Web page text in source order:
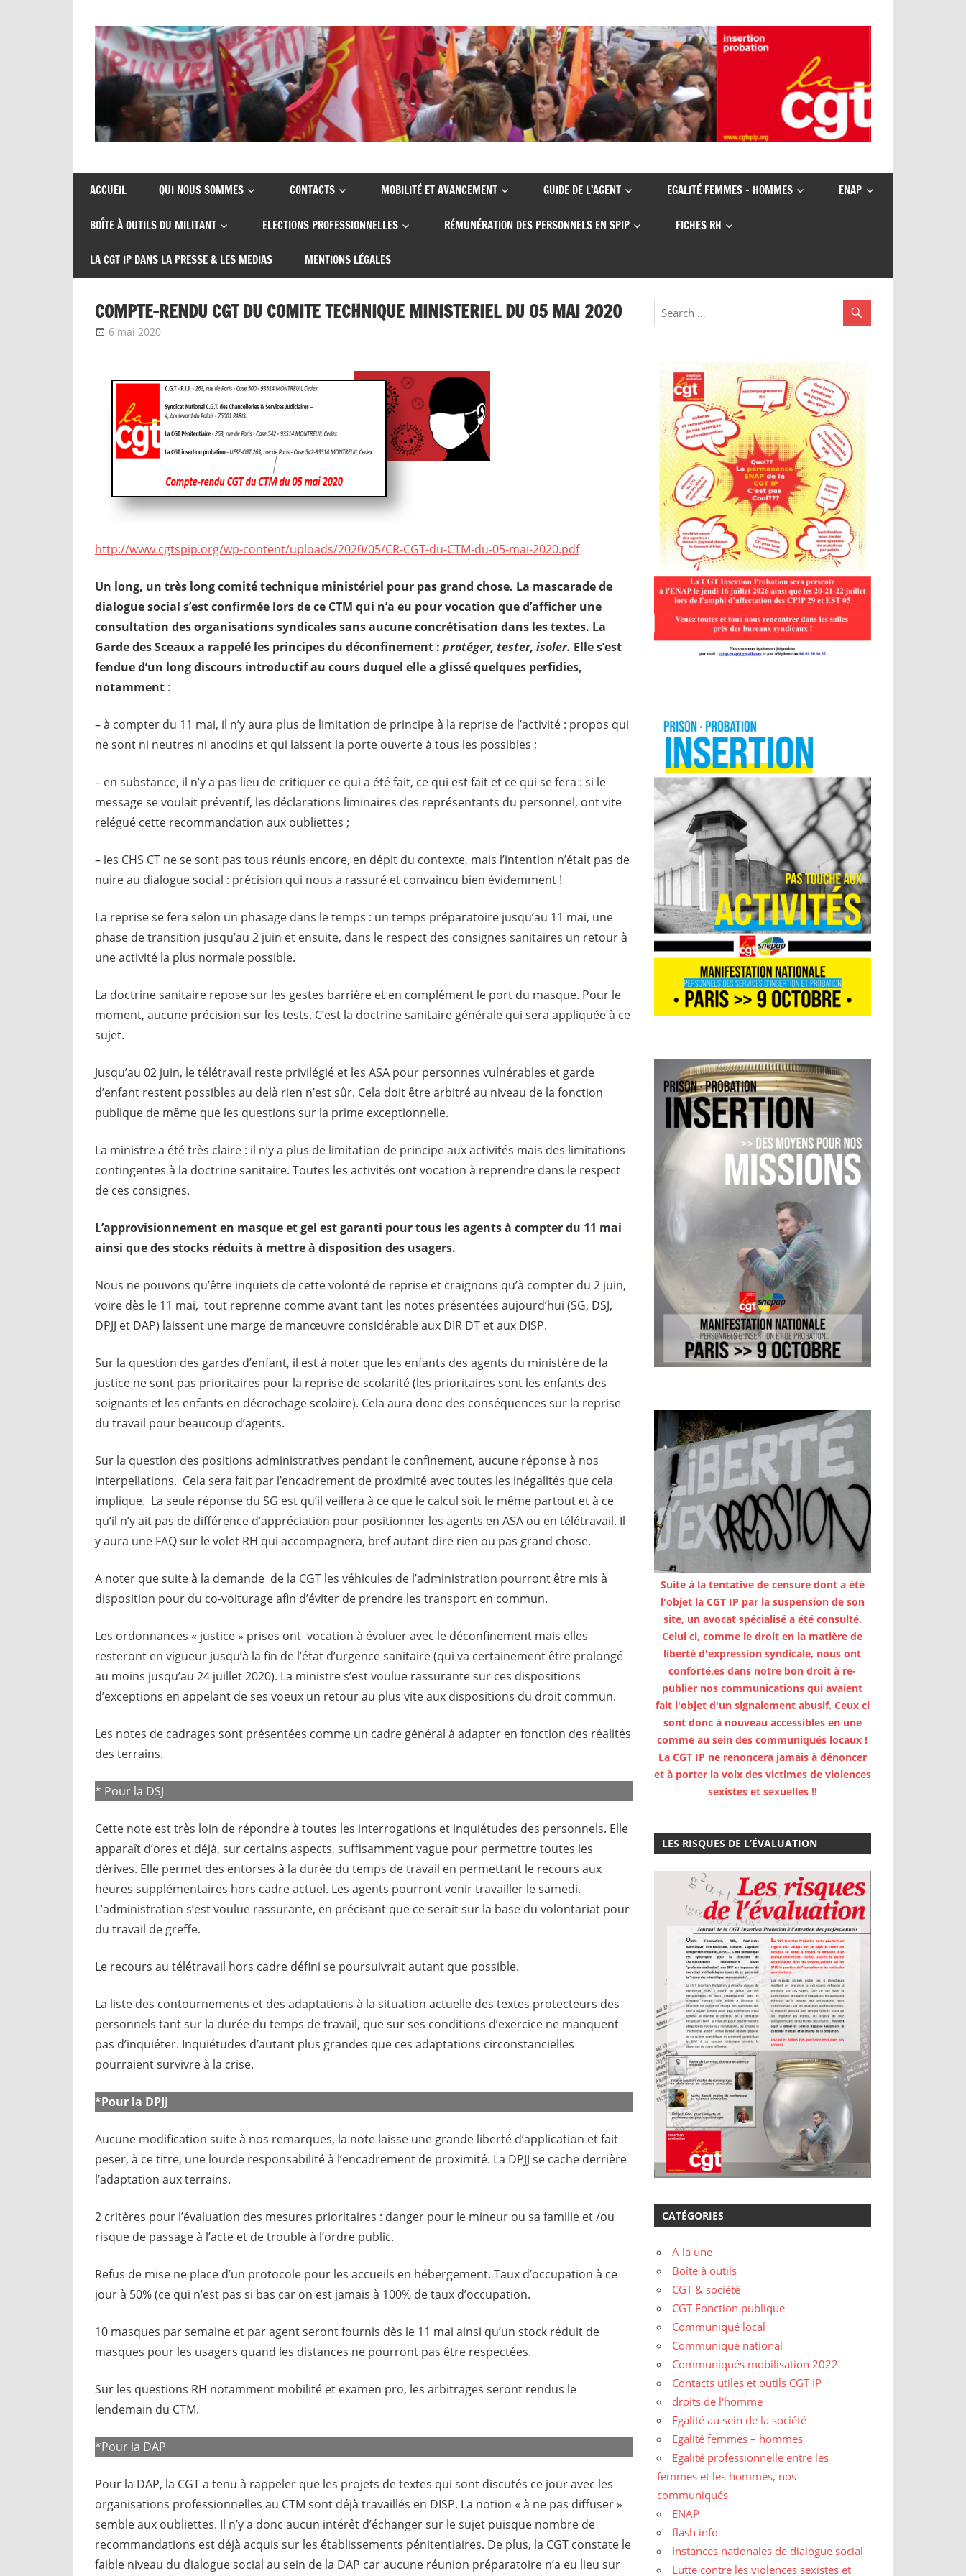
content
CGT
insertion
probation
de
syndicats
insertion
ACCUEIL QUI NOUS SOMMES CONTACTS MOBILITÉ ET AVANCEMENT GUIDE DE L’AGENT EGALITÉ FEMMES – HOMMES ENAP
BOÎTE À OUTILS DU MILITANT ELECTIONS PROFESSIONNELLES RÉMUNÉRATION DES PERSONNELS EN SPIP FICHES RH
LA CGT IP DANS LA PRESSE & LES MEDIAS MENTIONS LÉGALES
COMPTE-RENDU CGT DU COMITE TECHNIQUE MINISTERIEL DU 05 MAI 2020
6 mai 2020
http://www.cgtspip.org/wp-content/uploads/2020/05/CR-CGT-du-CTM-du-05-mai-2020.pdf
Un long, un très long comité technique ministériel pour pas grand chose. La mascarade de
dialogue social s’est confirmée lors de ce CTM qui n’a eu pour vocation que d’afficher une
consultation des organisations syndicales sans aucune concrétisation dans les textes. La
Garde des Sceaux a rappelé les principes du déconfinement : protéger, tester, isoler. Elle s’est
fendue d’un long discours introductif au cours duquel elle a glissé quelques perfidies,
notamment :
– à compter du 11 mai, il n’y aura plus de limitation de principe à la reprise de l’activité : propos qui
ne sont ni neutres ni anodins et qui laissent la porte ouverte à tous les possibles ;
– en substance, il n’y a pas lieu de critiquer ce qui a été fait, ce qui est fait et ce qui se fera : si le
message se voulait préventif, les déclarations liminaires des représentants du personnel, ont vite
relégué cette recommandation aux oubliettes ;
– les CHS CT ne se sont pas tous réunis encore, en dépit du contexte, mais l’intention n’était pas de
nuire au dialogue social : précision qui nous a rassuré et convaincu bien évidemment !
La reprise se fera selon un phasage dans le temps : un temps préparatoire jusqu’au 11 mai, une
phase de transition jusqu’au 2 juin et ensuite, dans le respect des consignes sanitaires un retour à
une activité la plus normale possible.
La doctrine sanitaire repose sur les gestes barrière et en complément le port du masque. Pour le
moment, aucune précision sur les tests. C’est la doctrine sanitaire générale qui sera appliquée à ce
sujet.
Jusqu’au 02 juin, le télétravail reste privilégié et les ASA pour personnes vulnérables et garde
d’enfant restent possibles au delà rien n’est sûr. Cela doit être arbitré au niveau de la fonction
publique de même que les questions sur la prime exceptionnelle.
La ministre a été très claire : il n’y a plus de limitation de principe aux activités mais des limitations
contingentes à la doctrine sanitaire. Toutes les activités ont vocation à reprendre dans le respect
de ces consignes.
L’approvisionnement en masque et gel est garanti pour tous les agents à compter du 11 mai
ainsi que des stocks réduits à mettre à disposition des usagers.
Nous ne pouvons qu’être inquiets de cette volonté de reprise et craignons qu’à compter du 2 juin,
voire dès le 11 mai, tout reprenne comme avant tant les notes présentées aujourd’hui (SG, DSJ,
DPJJ et DAP) laissent une marge de manœuvre considérable aux DIR DT et aux DISP.
Sur la question des gardes d’enfant, il est à noter que les enfants des agents du ministère de la
justice ne sont pas prioritaires pour la reprise de scolarité (les prioritaires sont les enfants des
soignants et les enfants en décrochage scolaire). Cela aura donc des conséquences sur la reprise
du travail pour beaucoup d’agents.
Sur la question des positions administratives pendant le confinement, aucune réponse à nos
interpellations. Cela sera fait par l’encadrement de proximité avec toutes les inégalités que cela
implique. La seule réponse du SG est qu’il veillera à ce que le calcul soit le même partout et à ce
qu’il n’y ait pas de différence d’appréciation pour positionner les agents en ASA ou en télétravail. Il
y aura une FAQ sur le volet RH qui accompagnera, bref autant dire rien ou pas grand chose.
A noter que suite à la demande de la CGT les véhicules de l’administration pourront être mis à
disposition pour du co-voiturage afin d’éviter de prendre les transport en commun.
Les ordonnances « justice » prises ont vocation à évoluer avec le déconfinement mais elles
resteront en vigueur jusqu’à la fin de l’état d’urgence sanitaire (qui va certainement être prolongé
au moins jusqu’au 24 juillet 2020). La ministre s’est voulue rassurante sur ces dispositions
d’exceptions en appelant de ses voeux un retour au plus vite aux dispositions du droit commun.
Les notes de cadrages sont présentées comme un cadre général à adapter en fonction des réalités
des terrains.
* Pour la DSJ
Cette note est très loin de répondre à toutes les interrogations et inquiétudes des personnels. Elle
apparaît d’ores et déjà, sur certains aspects, suffisamment vague pour permettre toutes les
dérives. Elle permet des entorses à la durée du temps de travail en permettant le recours aux
heures supplémentaires hors cadre actuel. Les agents pourront venir travailler le samedi.
L’administration s’est voulue rassurante, en précisant que ce serait sur la base du volontariat pour
du travail de greffe.
Le recours au télétravail hors cadre défini se poursuivrait autant que possible.
La liste des contournements et des adaptations à la situation actuelle des textes protecteurs des
personnels tant sur la durée du temps de travail, que sur ses conditions d’exercice ne manquent
pas d’inquiéter. Inquiétudes d’autant plus grandes que ces adaptations circonstancielles
pourraient survivre à la crise.
*Pour la DPJJ
Aucune modification suite à nos remarques, la note laisse une grande liberté d’application et fait
peser, à ce titre, une lourde responsabilité à l’encadrement de proximité. La DPJJ se cache derrière
l’adaptation aux terrains.
2 critères pour l’évaluation des mesures prioritaires : danger pour le mineur ou sa famille et /ou
risque de passage à l’acte et de trouble à l’ordre public.
Refus de mise ne place d’un protocole pour les accueils en hébergement. Taux d’occupation à ce
jour à 50% (ce qui n’est pas si bas car on est jamais à 100% de taux d’occupation.
10 masques par semaine et par agent seront fournis dès le 11 mai ainsi qu’un stock réduit de
masques pour les usagers quand les distances ne pourront pas être respectées.
Sur les questions RH notamment mobilité et examen pro, les arbitrages seront rendus le
lendemain du CTM.
*Pour la DAP
Pour la DAP, la CGT a tenu à rappeler que les projets de textes qui sont discutés ce jour avec les
organisations professionnelles au CTM sont déjà travaillés en DISP. La notion « à ne pas diffuser »
semble aux oubliettes. Il n’y a donc aucun intérêt d’échanger sur le sujet puisque nombre de
recommandations est déjà acquis sur les établissements pénitentiaires. De plus, la CGT constate le
faible niveau du dialogue social au sein de la DAP car aucune réunion préparatoire n’a eu lieu sur
Suite à la tentative de censure dont a été
l'objet la CGT IP par la suspension de son
site, un avocat spécialisé a été consulté.
Celui ci, comme le droit en la matière de
liberté d'expression syndicale, nous ont
conforté.es dans notre bon droit à re-
publier nos communications qui avaient
fait l'objet d'un signalement abusif. Ceux ci
sont donc à nouveau accessibles en une
comme au sein des communiqués locaux !
La CGT IP ne renoncera jamais à dénoncer
et à porter la voix des victimes de violences
sexistes et sexuelles !!
LES RISQUES DE L’ÉVALUATION
CATÉGORIES
A la une
Boîte à outils
CGT & société
CGT Fonction publique
Communiqué local
Communiqué national
Communiqués mobilisation 2022
Contacts utiles et outils CGT IP
droits de l'homme
Egalité au sein de la société
Egalité femmes – hommes
Egalité professionnelle entre les
femmes et les hommes, nos
communiqués
ENAP
flash info
Instances nationales de dialogue social
Lutte contre les violences sexistes et